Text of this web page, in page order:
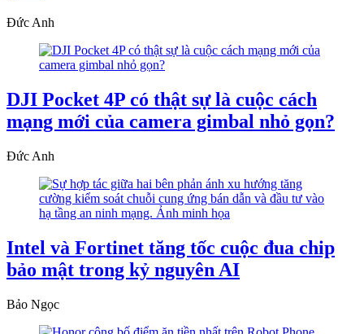
Đức Anh
DJI Pocket 4P có thật sự là cuộc cách
mạng mới của camera gimbal nhỏ gọn?
Đức Anh
Intel và Fortinet tăng tốc cuộc đua chip
bảo mật trong kỷ nguyên AI
Bảo Ngọc